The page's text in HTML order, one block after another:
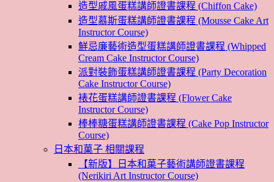
造型戚風蛋糕講師證書課程 (Chiffon Cake)
造型慕斯蛋糕講師證書課程 (Mousse Cake Art
Instructor Course)
鮮忌廉藝術造型蛋糕講師證書課程 (Whipped
Cream Cake Instructor Course)
派對裝飾蛋糕講師證書課程 (Party Decoration
Cake Instructor Course)
裱花蛋糕講師證書課程 (Flower Cake
Instructor Course)
棒棒糖蛋糕講師證書課程 (Cake Pop Instructor
Course)
日本和菓子 相關課程
【新版】日本和菓子藝術講師證書課程
(Nerikiri Art Instructor Course)